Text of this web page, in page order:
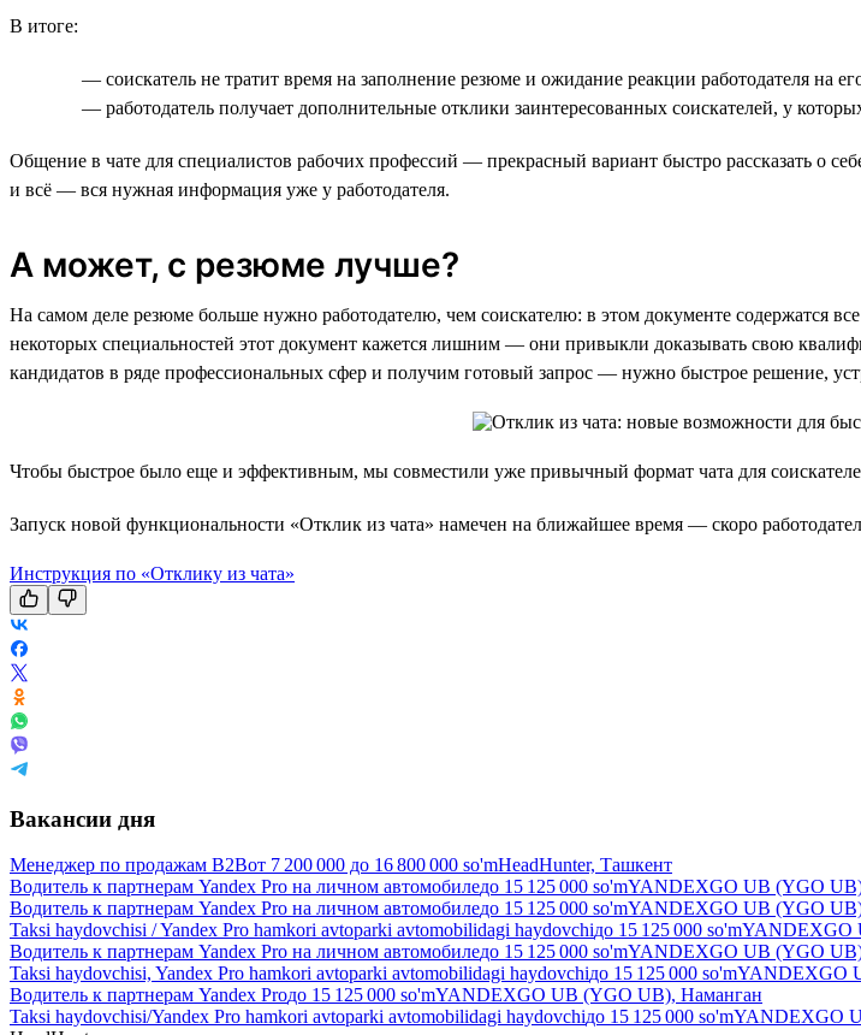
В итоге:
— соискатель не тратит время на заполнение резюме и ожидание реакции работодателя на
— работодатель получает дополнительные отклики заинтересованных соискателей, у
Общение в чате для специалистов рабочих профессий — прекрасный вариант быстро рассказать о
и всё — вся нужная информация уже у работодателя.
А может, с резюме лучше?
На самом деле резюме больше нужно работодателю, чем соискателю: в этом документе содержатся
некоторых специальностей этот документ кажется лишним — они привыкли доказывать свою
кандидатов в ряде профессиональных сфер и получим готовый запрос — нужно быстрое решение,
Чтобы быстрое было еще и эффективным, мы совместили уже привычный формат чата для
Запуск новой функциональности «Отклик из чата» намечен на ближайшее время — скоро
Инструкция по «Отклику из чата»
Вакансии дня
Менеджер по продажам B2Bот 7 200 000 до 16 800 000 so'mHeadHunter, Ташкент
Водитель к партнерам Yandex Pro на личном автомобиледо 15 125 000 so'mYANDEXGO UB (YGO
Водитель к партнерам Yandex Pro на личном автомобиледо 15 125 000 so'mYANDEXGO UB (YGO
Taksi haydovchisi / Yandex Pro hamkori avtoparki avtomobilidagi haydovchiдо 15 125 000 so'mYANDEXGO
Водитель к партнерам Yandex Pro на личном автомобиледо 15 125 000 so'mYANDEXGO UB (YGO
Taksi haydovchisi, Yandex Pro hamkori avtoparki avtomobilidagi haydovchiдо 15 125 000 so'mYANDEXGO
Водитель к партнерам Yandex Proдо 15 125 000 so'mYANDEXGO UB (YGO UB), Наманган
Taksi haydovchisi/Yandex Pro hamkori avtoparki avtomobilidagi haydovchiдо 15 125 000 so'mYANDEXGO